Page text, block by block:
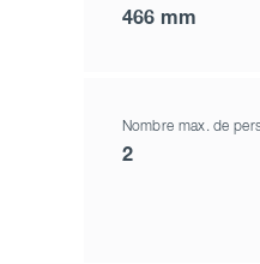
466 mm
Nombre max. de
2